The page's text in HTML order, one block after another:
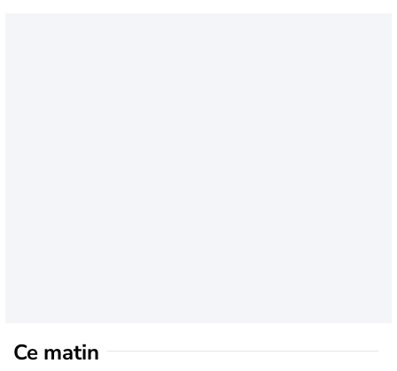
Ce matin